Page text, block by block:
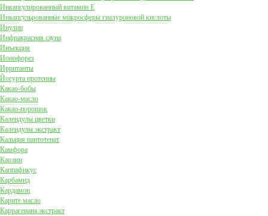
Инкапсулированный витамин Е
Инкапсульрованные микросферы гиалуроновой кислоты
Инулин
Инфракрасная сауна
Инъекция
Ионофорез
Ирританты
Йогурта протеины
Какао-бобы
Какао-масло
Какао-порошок
Календулы цветки
Календулы экстракт
Кальция пантотенат
Камфора
Каолин
Каппафикус
Карбамид
Кардамон
Карите масло
Каррагенана экстракт